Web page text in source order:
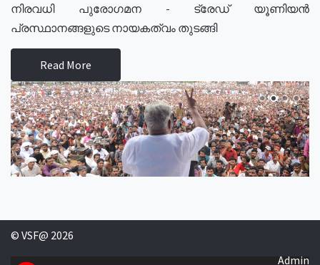
നിരവധി പുരോഗമന - ട്രേഡ് യൂണിയൻ
പ്രസ്ഥാനങ്ങളുടെ നായകത്വം തുടങ്ങി
Read More
© VSF@ 2026
Admin